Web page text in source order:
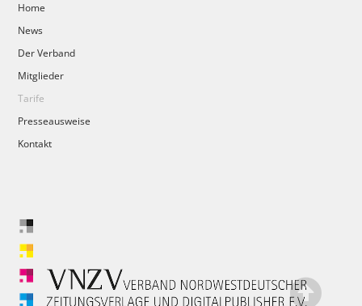
Home
News
Der Verband
Mitglieder
Tarife
Presseausweise
Kontakt